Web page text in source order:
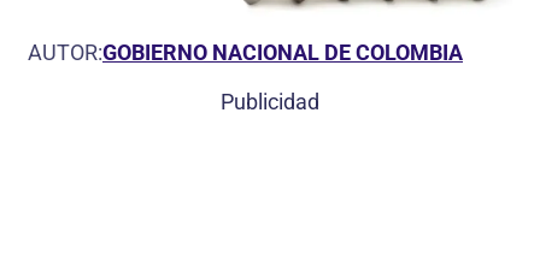
AUTOR:GOBIERNO NACIONAL DE COLOMBIA
Publicidad